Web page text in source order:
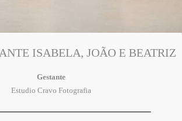
ISABELA, JOÃO E BEATRIZ
Gestante
Estudio Cravo Fotografia